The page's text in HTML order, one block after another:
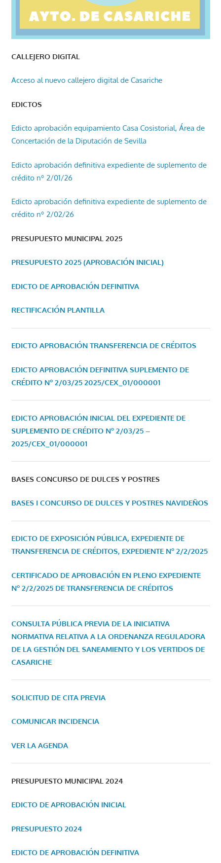
CALLEJERO DIGITAL
Acceso al nuevo callejero digital de Casariche
EDICTOS
Edicto aprobación equipamiento Casa Cosistorial, Área de
Concertación de la Diputación de Sevilla
Edicto aprobación definitiva expediente de suplemento de
crédito nº 2/01/26
Edicto aprobación definitiva expediente de suplemento de
crédito nº 2/02/26
PRESUPUESTO MUNICIPAL 2025
PRESUPUESTO 2025 (APROBACIÓN INICIAL)
EDICTO DE APROBACIÓN DEFINITIVA
RECTIFICACIÓN PLANTILLA
EDICTO APROBACIÓN TRANSFERENCIA DE CRÉDITOS
EDICTO APROBACIÓN DEFINITIVA SUPLEMENTO DE
CRÉDITO Nº 2/03/25 2025/CEX_01/000001
EDICTO APROBACIÓN INICIAL DEL EXPEDIENTE DE
SUPLEMENTO DE CRÉDITO Nº 2/03/25 –
2025/CEX_01/000001
BASES CONCURSO DE DULCES Y POSTRES
BASES I CONCURSO DE DULCES Y POSTRES NAVIDEÑOS
EDICTO DE EXPOSICIÓN PÚBLICA, EXPEDIENTE DE
TRANSFERENCIA DE CRÉDITOS, EXPEDIENTE Nº 2/2/2025
CERTIFICADO DE APROBACIÓN EN PLENO EXPEDIENTE
Nº 2/2/2025 DE TRANSFERENCIA DE CRÉDITOS
CONSULTA PÚBLICA PREVIA DE LA INICIATIVA
NORMATIVA RELATIVA A LA ORDENANZA REGULADORA
DE LA GESTIÓN DEL SANEAMIENTO Y LOS VERTIDOS DE
CASARICHE
SOLICITUD DE CITA PREVIA
COMUNICAR INCIDENCIA
VER LA AGENDA
PRESUPUESTO MUNICIPAL 2024
EDICTO DE APROBACIÓN INICIAL
PRESUPUESTO 2024
EDICTO DE APROBACIÓN DEFINITIVA